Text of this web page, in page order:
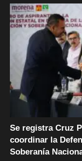
Se registra Cruz
coordinar la
Soberanía